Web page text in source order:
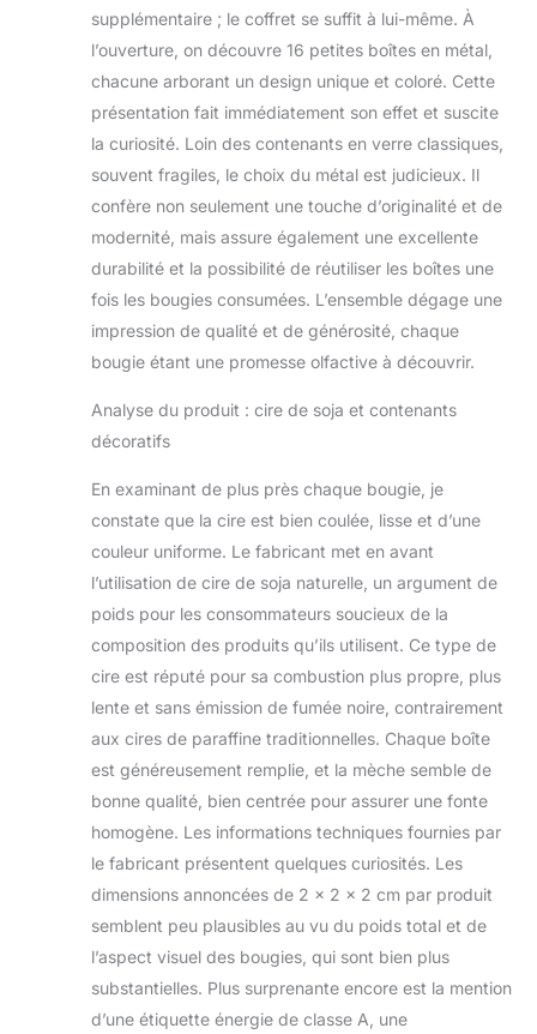
pas, peu importe combien de temps il
faut pour brûler.
【Cadeau cadeau
noel 】: le coffret cadeau femme
decoffret cadeau femme est livré dans
un bel emballage. Cadeau parfait pour
Noël, la Saint-Valentin, la fête des
mères, un anniversaire, un
anniversaire de mariage. En outre, le
design de la petite boîte facilite le
transport en voyage. Notre marque
offre un remboursement complet et
un retour en cas de problème après
réception du produit. Nous
garantissons 100 % de satisfaction.
【Cire de soja 100 % naturelle 】:
à partir de cire de soja naturelle, de
mèches de coton sans plomb et
fumée noire, plus propre et plus
durable. Sûr et sain, sans colorants
artificiels, sans danger pour le corps
respectueux de l'environnement.
【Ensemble de bougies en cire de
soja longue durée】: chaque cadeau
noel femme de soja mesure 2,5 oz, 18
de la mèche aide à prolonger la durée
de combustion. Cire de soja naturelle
et mèches sans plomb tissées en
coton, sans fumée noire, sont plus
uniformément.
【Bougies exquises
coffret cadeau noel femme】 : Le
design exquis de l'emballage ne met
pas seulement en valeur la qualité
élégante du produit, mais ajoute
également beaucoup de glamour au
cadeau. Qu'il s'agisse d'un cadeau
d'anniversaire, d'un cadeau de
supplémentaire ; le coffret se suffit à lui-même. À
l’ouverture, on découvre 16 petites boîtes en métal,
chacune arborant un design unique et coloré. Cette
présentation fait immédiatement son effet et suscite
la curiosité. Loin des contenants en verre classiques,
souvent fragiles, le choix du métal est judicieux. Il
confère non seulement une touche d’originalité et de
modernité, mais assure également une excellente
durabilité et la possibilité de réutiliser les boîtes une
fois les bougies consumées. L’ensemble dégage une
impression de qualité et de générosité, chaque
bougie étant une promesse olfactive à découvrir.
Analyse du produit : cire de soja et contenants
décoratifs
En examinant de plus près chaque bougie, je
constate que la cire est bien coulée, lisse et d’une
couleur uniforme. Le fabricant met en avant
l’utilisation de cire de soja naturelle, un argument de
poids pour les consommateurs soucieux de la
composition des produits qu’ils utilisent. Ce type de
cire est réputé pour sa combustion plus propre, plus
lente et sans émission de fumée noire, contrairement
aux cires de paraffine traditionnelles. Chaque boîte
est généreusement remplie, et la mèche semble de
bonne qualité, bien centrée pour assurer une fonte
homogène. Les informations techniques fournies par
le fabricant présentent quelques curiosités. Les
dimensions annoncées de 2 x 2 x 2 cm par produit
semblent peu plausibles au vu du poids total et de
l’aspect visuel des bougies, qui sont bien plus
substantielles. Plus surprenante encore est la mention
d’une étiquette énergie de classe A, une